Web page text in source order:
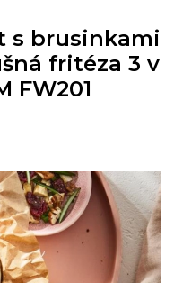
s brusinkami
fritéza 3 v
FW201